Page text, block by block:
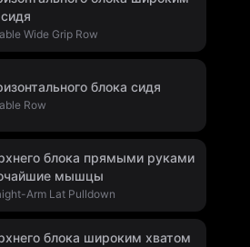
Wide Grip Row
блока сидя
Row
блока прямыми руками
мышцы
Arm Lat Pulldown
блока широким хватом